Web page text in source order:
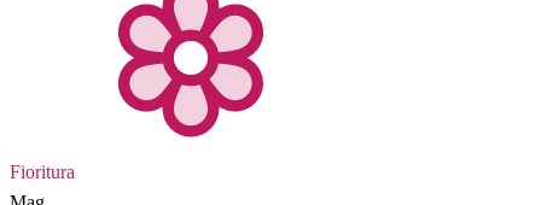
Fioritura